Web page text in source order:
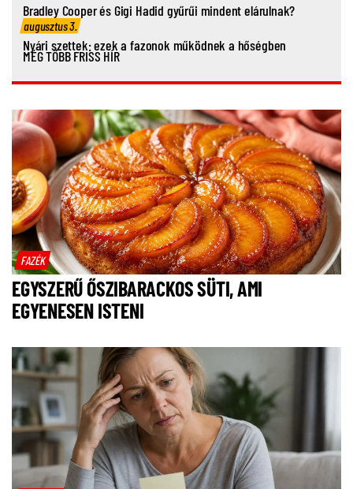
Bradley Cooper és Gigi Hadid gyűrűi mindent elárulnak?
augusztus 3.
Nyári szettek: ezek a fazonok működnek a hőségben
MÉG TÖBB FRISS HÍR
FAZÉK
EGYSZERŰ ŐSZIBARACKOS SÜTI, AMI
EGYENESEN ISTENI